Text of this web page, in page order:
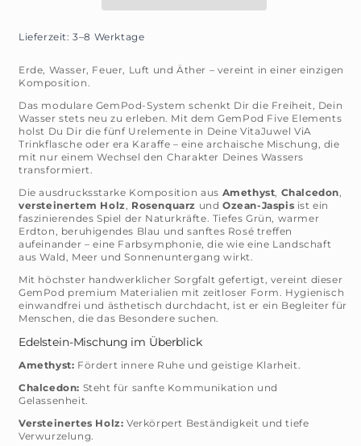
der
der
Lieferzeit: 3–8 Werktage
Erde, Wasser, Feuer, Luft und Äther – vereint in einer einzigen
Komposition.
Das modulare GemPod-System schenkt Dir die Freiheit, Dein
Wasser stets neu zu erleben. Mit dem GemPod Five Elements
holst Du Dir die fünf Urelemente in Deine VitaJuwel ViA
Trinkflasche oder era Karaffe – eine archaische Mischung, die
mit nur einem Wechsel den Charakter Deines Wassers
transformiert.
Die ausdrucksstarke Komposition aus Amethyst, Chalcedon,
versteinertem Holz, Rosenquarz undOzean-Jaspis ist ein
faszinierendes Spiel der Naturkräfte. Tiefes Grün, warmer
Erdton, beruhigendes Blau und sanftes Rosé treffen
aufeinander – eine Farbsymphonie, die wie eine Landschaft
aus Wald, Meer und Sonnenuntergang wirkt.
Mit höchster handwerklicher Sorgfalt gefertigt, vereint dieser
GemPod premium Materialien mit zeitloser Form. Hygienisch
einwandfrei und ästhetisch durchdacht, ist er ein Begleiter für
Menschen, die das Besondere suchen.
Edelstein-Mischung im Überblick
Amethyst: Fördert innere Ruhe und geistige Klarheit.
Chalcedon: Steht für sanfte Kommunikation und
Gelassenheit.
Versteinertes Holz: Verkörpert Beständigkeit und tiefe
Verwurzelung.